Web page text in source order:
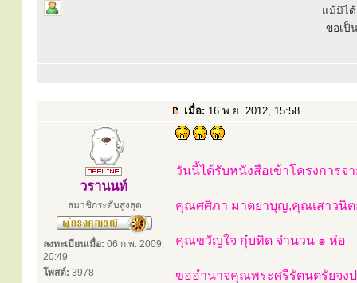
แม้มิได้
ขอเป็
เมื่อ: 16 พ.ย. 2012, 15:58
วรานนท์
สมาชิกระดับสูงสุด
ลงทะเบียนเมื่อ: 06 ก.พ. 2009,
20:49
โพสต์: 3978
วันนี้ได้รับหนังสือเข้าโครงการจ
คุณศศิภา มาตยาบุญ,คุณเสาวนิต
คุณขวัญใจ กุ๋บทิด จำนวน ๑ ห่อ
ขออำนาจคุณพระศรีรัตนตรัยจง